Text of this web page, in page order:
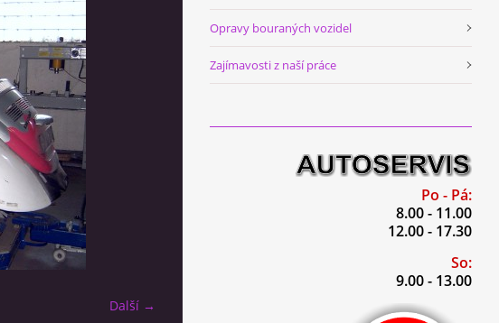
Další →
Opravy bouraných vozidel
Zajímavosti z naší práce
Po - Pá:
8.00 - 11.00
12.00 - 17.30
So:
9.00 - 13.00